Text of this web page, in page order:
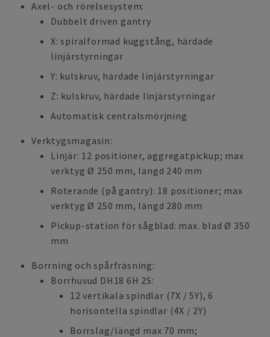
Axel- och rörelsesystem:
Dubbelt driven gantry
X: spiralformad kuggstång, härdade
linjärstyrningar
Y: kulskruv, härdade linjärstyrningar
Z: kulskruv, härdade linjärstyrningar
Automatisk centralsmörjning
Verktygsmagasin:
Linjär: 12 positioner, aggregatpickup; max
verktyg Ø 250 mm, längd 240 mm
Roterande (på gantry): 18 positioner; max
verktyg Ø 250 mm, längd 280 mm
Pickup-station för sågblad: max. blad Ø 350
mm
Borrning och spårfräsning:
Borrhuvud DH18 6H 2S:
12 vertikala spindlar (7X / 5Y), 6
horisontella spindlar (4X / 2Y)
Borrslag/längd max 70 mm;